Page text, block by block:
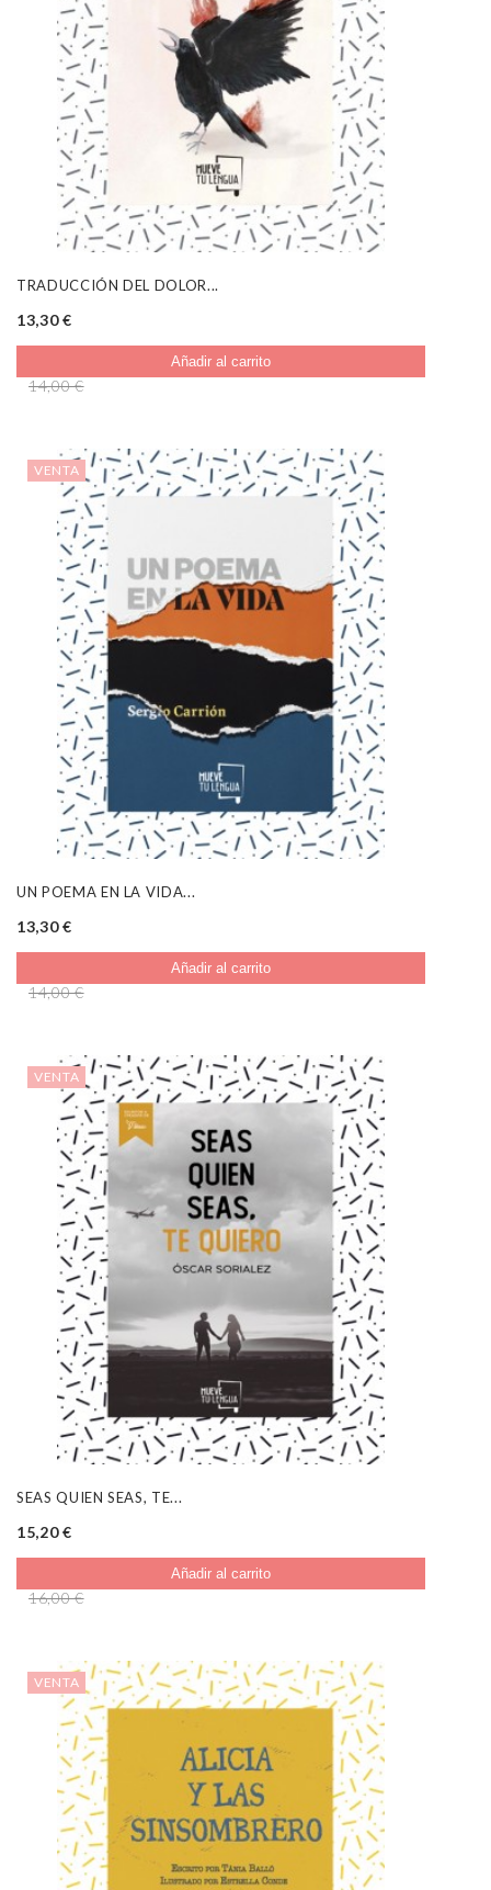
TRADUCCIÓN DEL DOLOR...
13,30 €
Añadir al carrito
14,00 €
VENTA
UN POEMA EN LA VIDA...
13,30 €
Añadir al carrito
14,00 €
VENTA
SEAS QUIEN SEAS, TE...
15,20 €
Añadir al carrito
16,00 €
VENTA